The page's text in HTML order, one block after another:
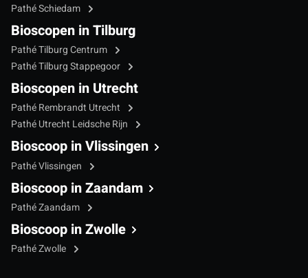
Pathé Schiedam
Bioscopen in Tilburg
Pathé Tilburg Centrum
Pathé Tilburg Stappegoor
Bioscopen in Utrecht
Pathé Rembrandt Utrecht
Pathé Utrecht Leidsche Rijn
Bioscoop in Vlissingen
Pathé Vlissingen
Bioscoop in Zaandam
Pathé Zaandam
Bioscoop in Zwolle
Pathé Zwolle